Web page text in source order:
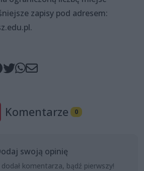
zapisy pod adresem:
Komentarze 0
swoją opinię
komentarza, bądź pierwszy!